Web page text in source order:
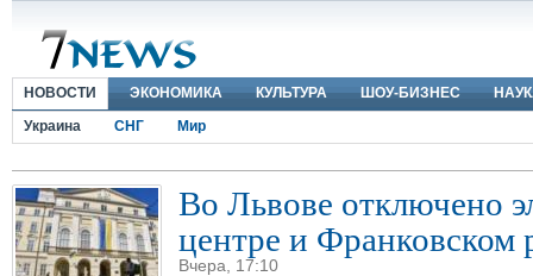
НОВОСТИ ЭКОНОМИКА КУЛЬТУРА ШОУ-БИЗНЕС
Украина
СНГ Мир
Во Львове отключено
центре и Франковском
Вчера, 17:10